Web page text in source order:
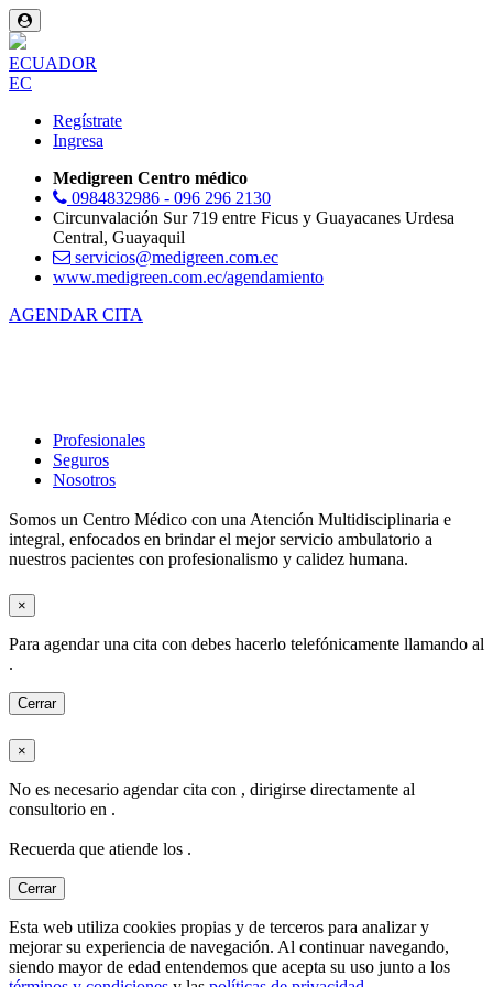
ECUADOR
EC
Regístrate
Ingresa
Medigreen Centro médico
0984832986 - 096 296 2130
Circunvalación Sur 719 entre Ficus y Guayacanes Urdesa
Central, Guayaquil
servicios@medigreen.com.ec
www.medigreen.com.ec/agendamiento
AGENDAR CITA
Profesionales
Seguros
Nosotros
Somos un Centro Médico con una Atención Multidisciplinaria e
integral, enfocados en brindar el mejor servicio ambulatorio a
nuestros pacientes con profesionalismo y calidez humana.
×
Para agendar una cita con debes hacerlo telefónicamente llamando al
.
Cerrar
×
No es necesario agendar cita con , dirigirse directamente al
consultorio en .
Recuerda que atiende los .
Cerrar
Esta web utiliza cookies propias y de terceros para analizar y
mejorar su experiencia de navegación. Al continuar navegando,
siendo mayor de edad entendemos que acepta su uso junto a los